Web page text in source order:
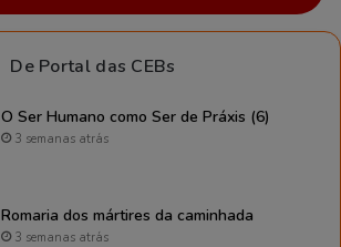
De Portal das CEBs
O Ser Humano como Ser de Práxis (6)
3 semanas atrás
Romaria dos mártires da caminhada
3 semanas atrás